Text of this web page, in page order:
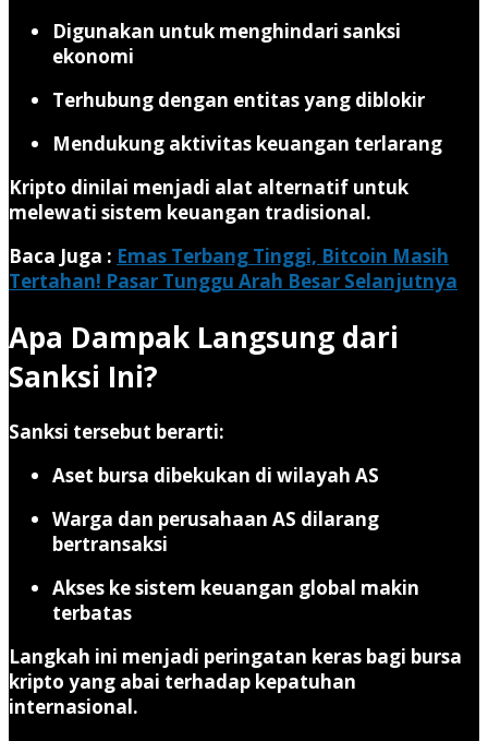
Digunakan untuk menghindari sanksi
ekonomi
Terhubung dengan entitas yang diblokir
Mendukung aktivitas keuangan terlarang
Kripto dinilai menjadi alat alternatif untuk
melewati sistem keuangan tradisional.
Baca Juga : Emas Terbang Tinggi, Bitcoin Masih
Tertahan! Pasar Tunggu Arah Besar Selanjutnya
Apa Dampak Langsung dari
Sanksi Ini?
Sanksi tersebut berarti:
Aset bursa dibekukan di wilayah AS
Warga dan perusahaan AS dilarang
bertransaksi
Akses ke sistem keuangan global makin
terbatas
Langkah ini menjadi peringatan keras bagi bursa
kripto yang abai terhadap kepatuhan
internasional.